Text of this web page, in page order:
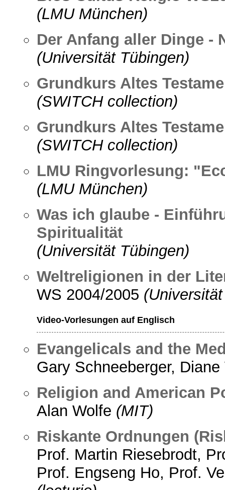
(LMU München)
Der Anfang aller Dinge -
(Universität Tübingen)
Grundkurs Altes
(SWITCH collection)
Grundkurs Altes
(SWITCH collection)
LMU Ringvorlesung:
(LMU München)
Was ich glaube -
Spiritualität
(Universität Tübingen)
Weltreligionen in der
WS 2004/2005
Video-Vorlesungen auf Englisch
Evangelicals and the
Gary Schneeberger,
Religion and American
Alan Wolfe (MIT)
Riskante Ordnungen
Prof. Martin Riesebrodt,
Prof. Engseng Ho, Prof.